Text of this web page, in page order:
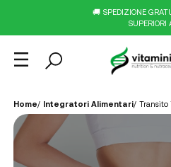
🚚 SPEDIZIONE
SUPERIORI
Home/ Integratori Alimentari/ Transito